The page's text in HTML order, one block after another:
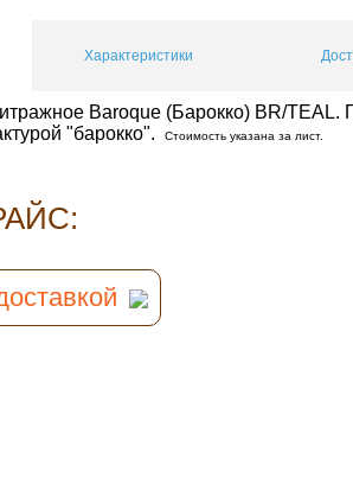
Характеристики
Baroque (Барокко) BR/TEAL.
"барокко".Стоимость указана за лист.